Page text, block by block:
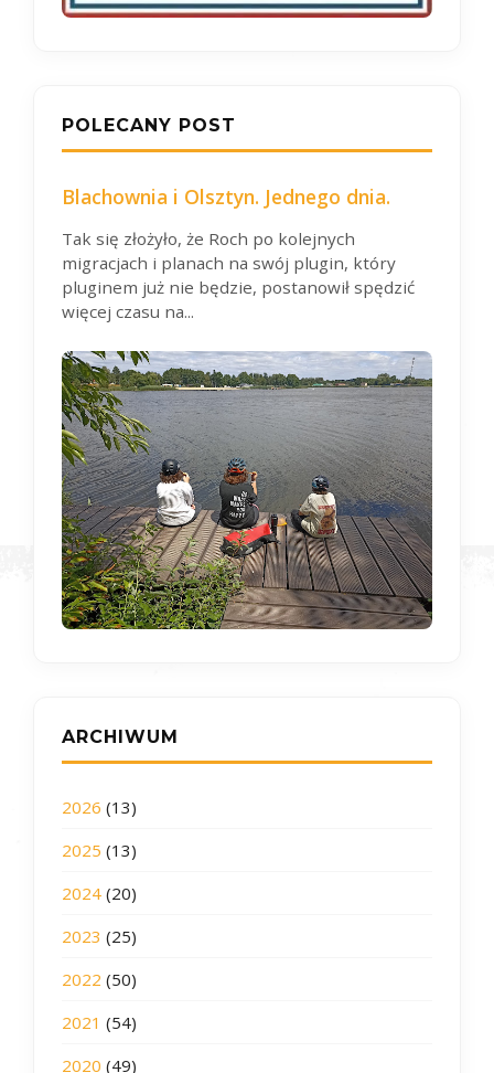
POLECANY POST
Blachownia i Olsztyn. Jednego dnia.
Tak się złożyło, że Roch po kolejnych
migracjach i planach na swój plugin, który
pluginem już nie będzie, postanowił spędzić
więcej czasu na...
ARCHIWUM
2026 (13)
2025 (13)
2024 (20)
2023 (25)
2022 (50)
2021 (54)
2020 (49)